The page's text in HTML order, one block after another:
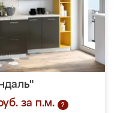
за п.м.
?